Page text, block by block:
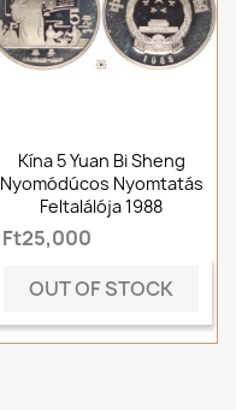
Kína 5 Yuan Bi Sheng
Nyomódúcos Nyomtatás
Feltalálója 1988
Ft25,000
OUT OF STOCK